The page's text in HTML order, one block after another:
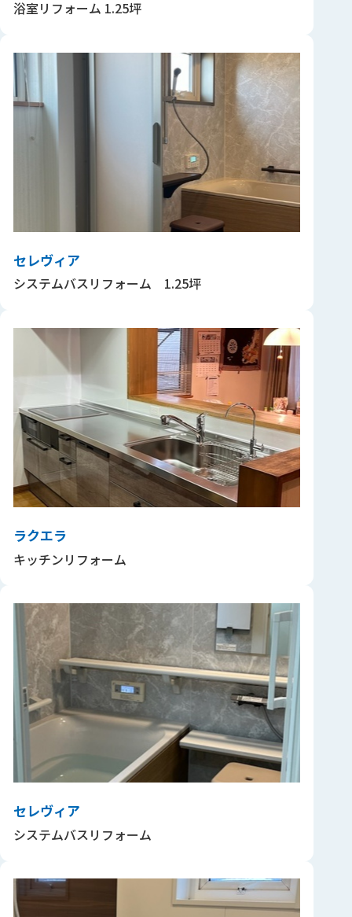
浴室リフォーム 1.25坪
セレヴィア
システムバスリフォーム 1.25坪
ラクエラ
キッチンリフォーム
セレヴィア
システムバスリフォーム